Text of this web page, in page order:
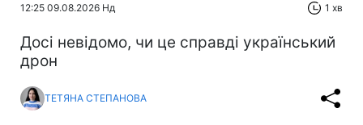
12:25 09.08.2026 Нд 1 хв
Досі невідомо, чи це справді український
дрон
ТЕТЯНА СТЕПАНОВА